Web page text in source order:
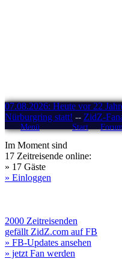
07.08.2026: Heute vor 22
Nürburgring statt! -- ZidZ-
Menü Start
Im Moment sind
17 Zeitreisende online:
» 17 Gäste
» Einloggen
2000 Zeitreisenden
gefällt ZidZ.com auf FB
» FB-Updates ansehen
» jetzt Fan werden